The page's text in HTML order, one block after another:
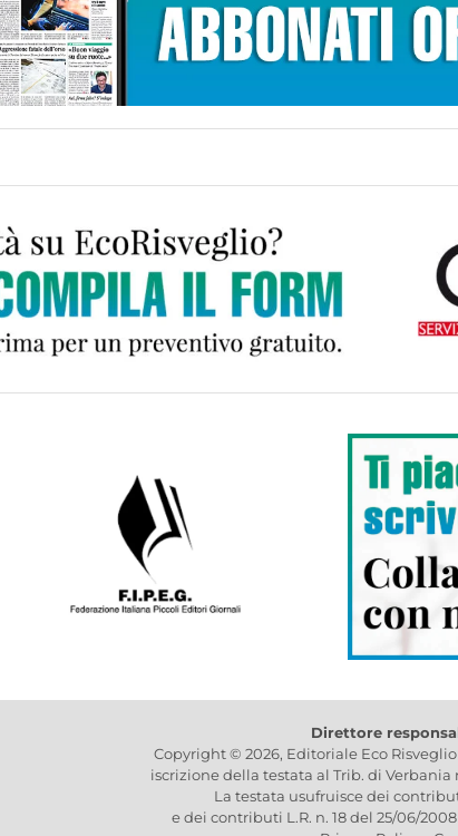
Direttore
Copyright © 2026, Editoriale Eco
iscrizione della testata al Trib. di Verbania
La testata usufruisce dei
e dei contributi L.R. n. 18 del 25/06/